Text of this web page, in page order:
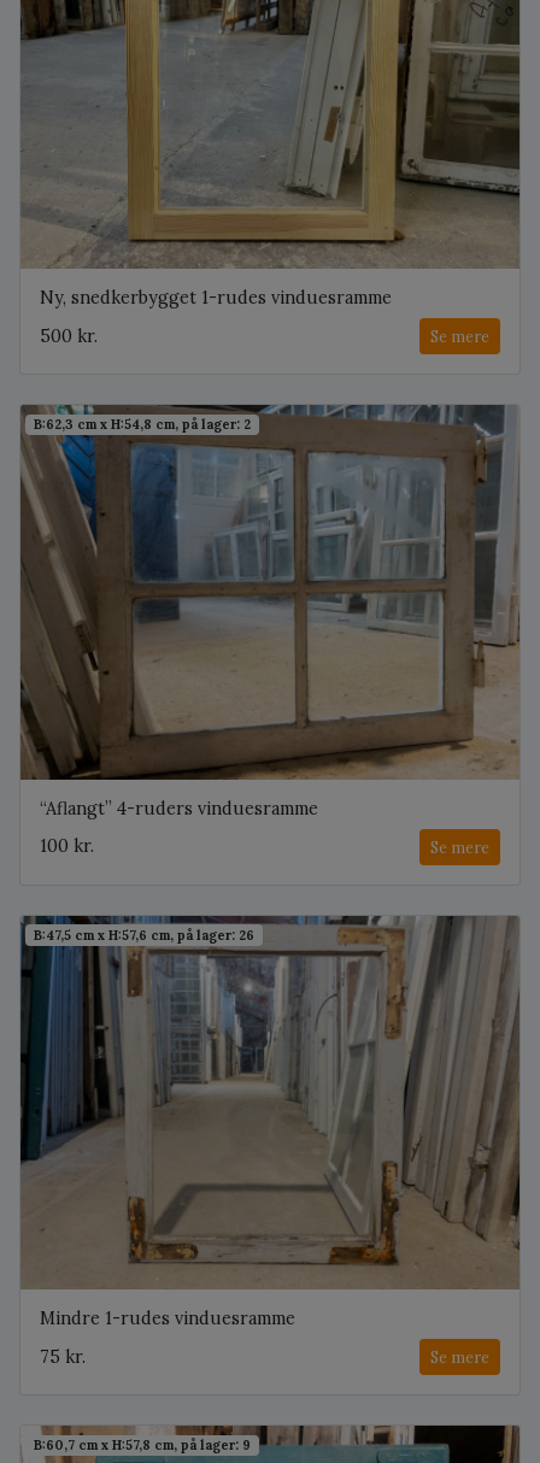
Ny, snedkerbygget 1-rudes vinduesramme
500 kr.
Se mere
B:62,3 cm x H:54,8 cm, på lager: 2
“Aflangt” 4-ruders vinduesramme
100 kr.
Se mere
B:47,5 cm x H:57,6 cm, på lager: 26
Mindre 1-rudes vinduesramme
75 kr.
Se mere
B:60,7 cm x H:57,8 cm, på lager: 9